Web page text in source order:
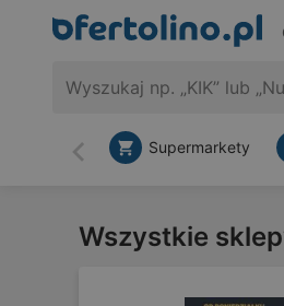
Wstecz
Supermarkety
Wszystkie